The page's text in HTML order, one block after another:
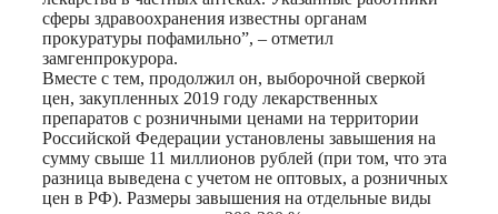
сферы здравоохранения известны органам
прокуратуры пофамильно”, – отметил
замгенпрокурора.
Вместе с тем, продолжил он, выборочной сверкой
цен, закупленных 2019 году лекарственных
препаратов с розничными ценами на территории
Российской Федерации установлены завышения на
сумму свыше 11 миллионов рублей (при том, что эта
разница выведена с учетом не оптовых, а розничных
цен в РФ). Размеры завышения на отдельные виды